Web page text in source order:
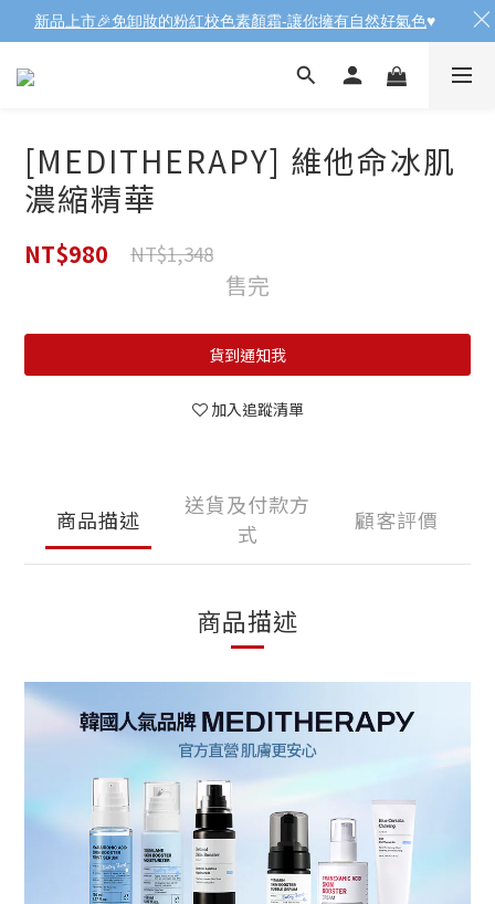
[MEDITHERAPY] 維他命冰肌
濃縮精華
NT$980 NT$1,348
售完
貨到通知我
加入追蹤清單
商品描述
送貨及付款方
式
顧客評價
商品描述
新品上市🎉免卸妝的粉紅校色素顏霜-讓你擁有自然好氣色♥️